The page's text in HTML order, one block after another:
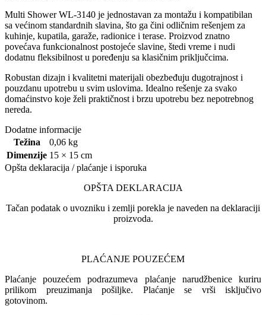
Multi Shower WL-3140 je jednostavan za montažu i kompatibilan
sa većinom standardnih slavina, što ga čini odličnim rešenjem za
kuhinje, kupatila, garaže, radionice i terase. Proizvod znatno
povećava funkcionalnost postojeće slavine, štedi vreme i nudi
dodatnu fleksibilnost u poređenju sa klasičnim priključcima.
Robustan dizajn i kvalitetni materijali obezbeđuju dugotrajnost i
pouzdanu upotrebu u svim uslovima. Idealno rešenje za svako
domaćinstvo koje želi praktičnost i brzu upotrebu bez nepotrebnog
nereda.
Dodatne informacije
Težina
0,06 kg
Dimenzije 15 × 15 cm
Opšta deklaracija / plaćanje i isporuka
OPŠTA DEKLARACIJA
Tačan podatak o uvozniku i zemlji porekla je naveden na deklaraciji
proizvoda.
PLAĆANJE POUZEĆEM
Plaćanje pouzećem podrazumeva plaćanje narudžbenice kuriru
prilikom preuzimanja pošiljke. Plaćanje se vrši isključivo
gotovinom.